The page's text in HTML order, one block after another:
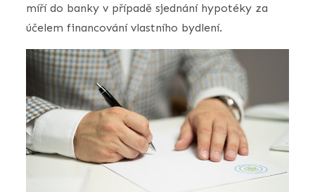
míří do banky v případě sjednání hypotéky za
účelem financování vlastního bydlení.